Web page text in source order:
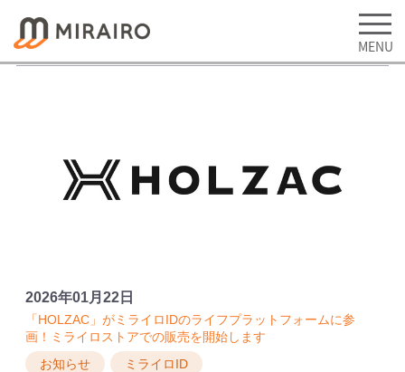
お知らせ ミライロID
「HOLZAC」がミライロIDのライフプラットフォームに参
画！ミライロストアでの販売を開始します
2026年01月22日